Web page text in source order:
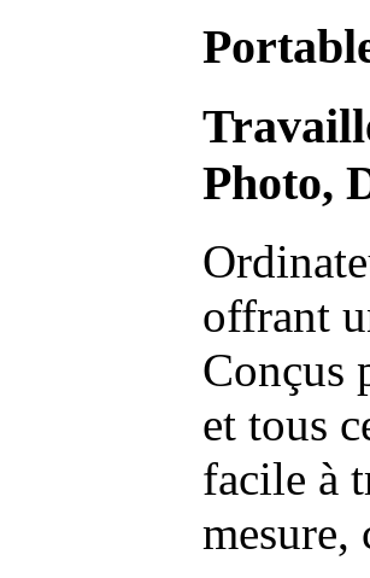
Photo,
offrant
Conçus
et tous
facile à